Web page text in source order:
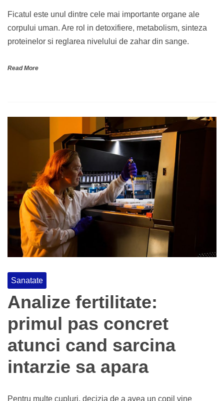
Ficatul este unul dintre cele mai importante organe ale
corpului uman. Are rol in detoxifiere, metabolism, sinteza
proteinelor si reglarea nivelului de zahar din sange.
Read More
Sanatate
Analize fertilitate:
primul pas concret
atunci cand sarcina
intarzie sa apara
Pentru multe cupluri, decizia de a avea un copil vine